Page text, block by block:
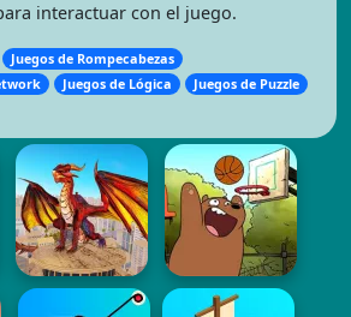
interactuar con el juego.
Juegos de Rompecabezas
Juegos de Lógica Juegos de Puzzle